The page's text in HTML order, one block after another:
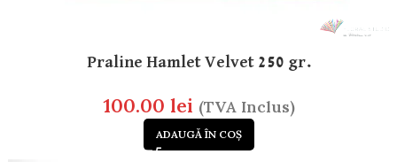
Praline Hamlet Velvet 250 gr.
100.00 lei (TVA Inclus)
ADAUGĂ ÎN COȘ